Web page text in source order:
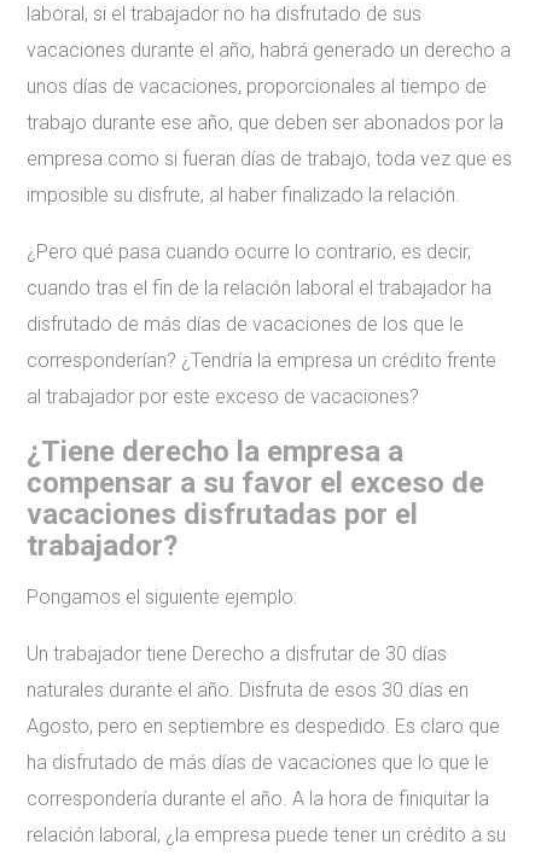
laboral, si el trabajador no ha disfrutado de sus
vacaciones durante el año, habrá generado un derecho a
unos días de vacaciones, proporcionales al tiempo de
trabajo durante ese año, que deben ser abonados por la
empresa como si fueran días de trabajo, toda vez que es
imposible su disfrute, al haber finalizado la relación.
¿Pero qué pasa cuando ocurre lo contrario, es decir,
cuando tras el fin de la relación laboral el trabajador ha
disfrutado de más días de vacaciones de los que le
corresponderían? ¿Tendría la empresa un crédito frente
al trabajador por este exceso de vacaciones?
¿Tiene derecho la empresa a
compensar a su favor el exceso de
vacaciones disfrutadas por el
trabajador?
Pongamos el siguiente ejemplo:
Un trabajador tiene Derecho a disfrutar de 30 días
naturales durante el año. Disfruta de esos 30 días en
Agosto, pero en septiembre es despedido. Es claro que
ha disfrutado de más días de vacaciones que lo que le
correspondería durante el año. A la hora de finiquitar la
relación laboral, ¿la empresa puede tener un crédito a su